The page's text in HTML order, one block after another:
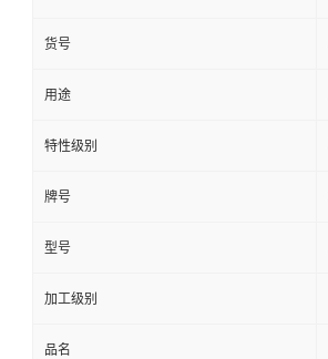
货号
用途
特性级别
牌号
型号
加工级别
品名